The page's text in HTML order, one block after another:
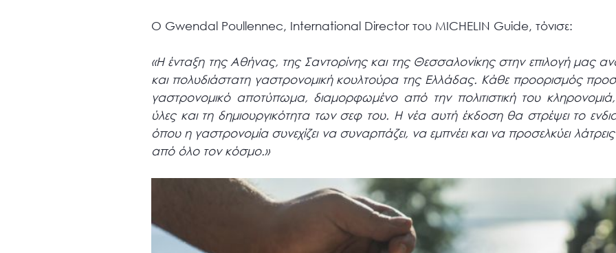
Ο Gwendal Poullennec, International Director του MICHELIN Guide, τόνισε:
«Η ένταξη της Αθήνας, της Σαντορίνης και της Θεσσαλονίκης στην επιλογή μας
και πολυδιάστατη γαστρονομική κουλτούρα της Ελλάδας. Κάθε προορισμός
γαστρονομικό αποτύπωμα, διαμορφωμένο από την πολιτιστική του κληρονομιά,
ύλες και τη δημιουργικότητα των σεφ του. Η νέα αυτή έκδοση θα στρέψει το
όπου η γαστρονομία συνεχίζει να συναρπάζει, να εμπνέει και να προσελκύει
από όλο τον κόσμο.»